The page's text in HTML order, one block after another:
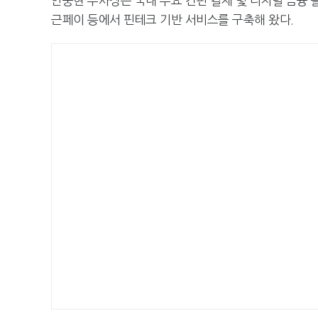
근페이 등에서 핀테크 기반 서비스를 구축해 왔다.